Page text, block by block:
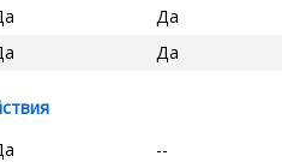
Да
Да
--